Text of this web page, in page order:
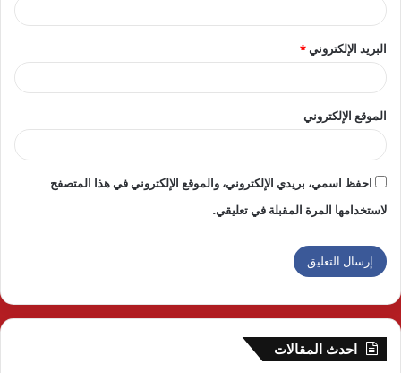
البريد الإلكتروني*
الموقع الإلكتروني
احفظ اسمي، بريدي الإلكتروني، والموقع الإلكتروني في هذا المتصفح
لاستخدامها المرة المقبلة في تعليقي.
احدث المقالات